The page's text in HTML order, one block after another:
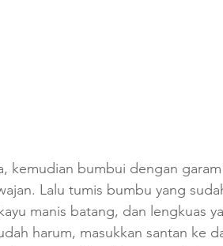
kemudian bumbui dengan
Lalu tumis bumbu yang
manis batang, dan lengkuas
harum, masukkan santan ke